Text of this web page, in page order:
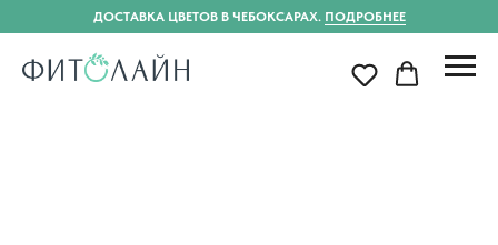
ДОСТАВКА ЦВЕТОВ В ЧЕБОКСАРАХ. ПОДРОБНЕЕ